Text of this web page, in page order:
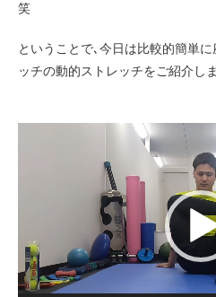
笑
ということで､今日は比較的簡単
ッチの動的ストレッチをご紹介しま
ヤ
ー